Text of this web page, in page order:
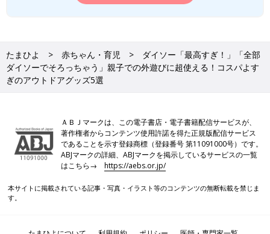
たまひよ 赤ちゃん・育児
ダイソー「最高すぎ！」「全部
ダイソーでそろっちゃう」親子での外遊びに超使える！コスパよす
ぎのアウトドアグッズ5選
ＡＢＪマークは、この電子書店・電子書籍配信サービスが、
著作権者からコンテンツ使用許諾を得た正規版配信サービス
であることを示す登録商標（登録番号 第11091000号）です。
ABJマークの詳細、ABJマークを掲示しているサービスの一覧
はこちら→https://aebs.or.jp/
本サイトに掲載されている記事・写真・イラスト等のコンテンツの無断転載を禁じま
す。